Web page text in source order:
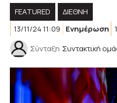
FEATURED
ΔΙΕΘΝΗ
13/11/24 11:09
Ενημέρωση
Σύνταξη Συντακτική